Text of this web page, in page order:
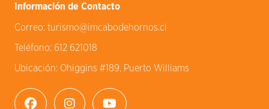
Información de Contacto
Correo: turismo@imcabodehornos.cl
Teléfono: 612 621018
Ubicación: Ohiggins #189, Puerto Williams